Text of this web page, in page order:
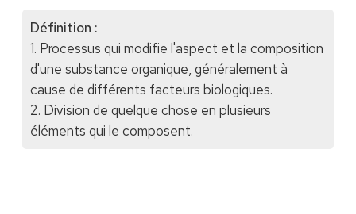
Définition :
1. Processus qui modifie l'aspect et la composition
d'une substance organique, généralement à
cause de différents facteurs biologiques.
2. Division de quelque chose en plusieurs
éléments qui le composent.